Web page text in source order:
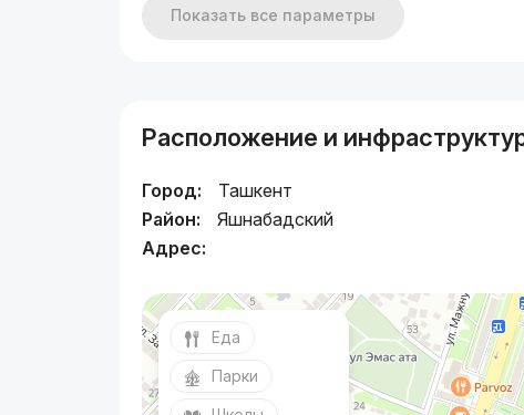
Показать все параметры
Расположение и
Город:
Ташкент
Район:
Яшнабадский
Адрес:
Еда
Парки